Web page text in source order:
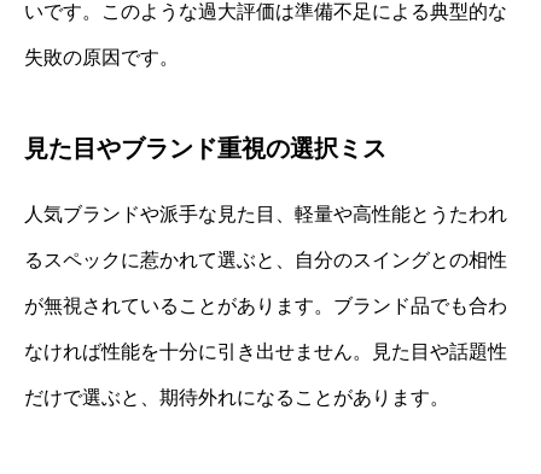
いです。このような過大評価は準備不足による典型的な
失敗の原因です。
見た目やブランド重視の選択ミス
人気ブランドや派手な見た目、軽量や高性能とうたわれ
るスペックに惹かれて選ぶと、自分のスイングとの相性
が無視されていることがあります。ブランド品でも合わ
なければ性能を十分に引き出せません。見た目や話題性
だけで選ぶと、期待外れになることがあります。